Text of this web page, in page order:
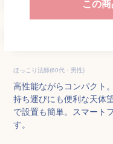
この
ほっこり法師(60代・男性)
高性能ながらコンパクト
持ち運びにも便利な天体
で設置も簡単。スマート
す。